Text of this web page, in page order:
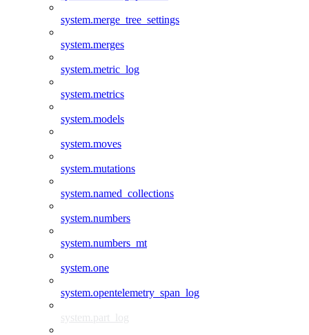
system.merge_tree_settings
system.merges
system.metric_log
system.metrics
system.models
system.moves
system.mutations
system.named_collections
system.numbers
system.numbers_mt
system.one
system.opentelemetry_span_log
system.part_log